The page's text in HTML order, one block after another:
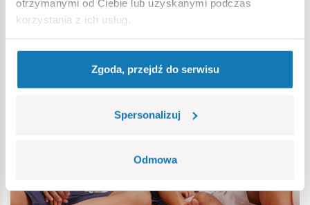
otrzymanymi od Ciebie lub uzyskanymi podczas
korzystania z ich usług.
Zgoda, przejdź do serwisu
Spersonalizuj
Odmowa
nastolatków. To także tata dorosłych dzieci i mimo, że być
może jest już dziadkiem, to jest także ojcem.